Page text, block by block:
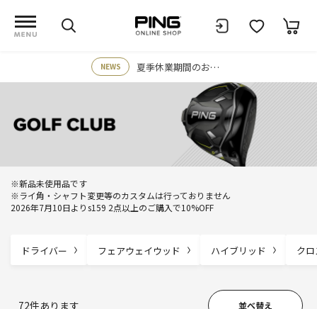
NEWS 夏季休業期間のお知らせ
※新品未使用品です
※ライ角・シャフト変更等のカスタムは行っておりません
2026年7月10日よりs159 2点以上のご購入で10%OFF
ドライバー フェアウェイウッド ハイブリッド ク
並べ替え
72件あります